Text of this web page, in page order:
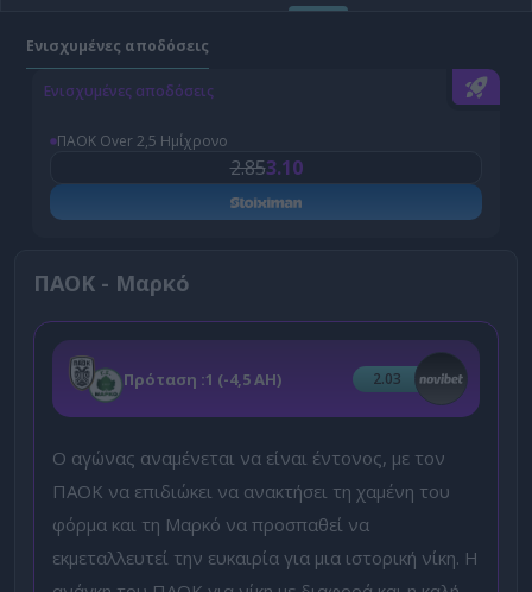
Ενισχυμένες αποδόσεις
Ενισχυμένες αποδόσεις
ΠΑΟΚ Over 2,5 Ημίχρονο
2.853.10
ΠΑΟΚ - Μαρκό
Πρόταση :1 (-4,5 ΑΗ) 2.03
Ο αγώνας αναμένεται να είναι έντονος, με τον
ΠΑΟΚ να επιδιώκει να ανακτήσει τη χαμένη του
φόρμα και τη Μαρκό να προσπαθεί να
εκμεταλλευτεί την ευκαιρία για μια ιστορική νίκη. Η